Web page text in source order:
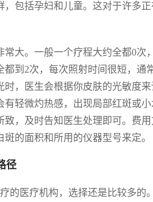
包括孕妇和儿童。这对于许多
大。一般一个疗程大约全都0次
到2次，每次照射时间很短，通
，医生会根据你皮肤的光敏度
轻微灼热感，出现局部红斑或
，及时告知医生处理即可。费
的面积和所用的仪器型号来定。
径
的医疗机构，选择还是比较多的